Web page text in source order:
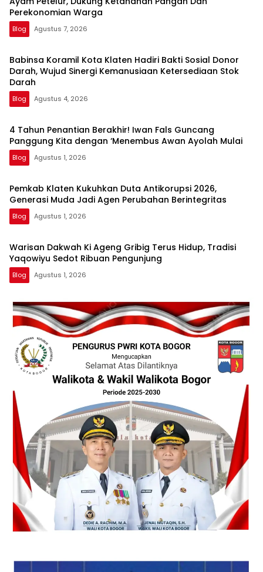
Perekonomian Warga
Blog Agustus 7, 2026
Babinsa Koramil Kota Klaten Hadiri Bakti Sosial Donor
Darah, Wujud Sinergi Kemanusiaan Ketersediaan Stok
Darah
Blog Agustus 4, 2026
4 Tahun Penantian Berakhir! Iwan Fals Guncang
Panggung Kita dengan ‘Menembus Awan Ayolah Mulai
Blog Agustus 1, 2026
Pemkab Klaten Kukuhkan Duta Antikorupsi 2026,
Generasi Muda Jadi Agen Perubahan Berintegritas
Blog Agustus 1, 2026
Warisan Dakwah Ki Ageng Gribig Terus Hidup, Tradisi
Yaqowiyu Sedot Ribuan Pengunjung
Blog Agustus 1, 2026